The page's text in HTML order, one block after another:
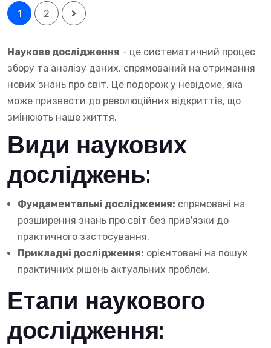
1 2
Наукове дослідження - це систематичний процес
збору та аналізу даних, спрямований на отримання
нових знань про світ. Це подорож у невідоме, яка
може призвести до революційних відкриттів, що
змінюють наше життя.
Види наукових
досліджень:
Фундаментальні дослідження: спрямовані на
розширення знань про світ без прив'язки до
практичного застосування.
Прикладні дослідження: орієнтовані на пошук
практичних рішень актуальних проблем.
Етапи наукового
дослідження: